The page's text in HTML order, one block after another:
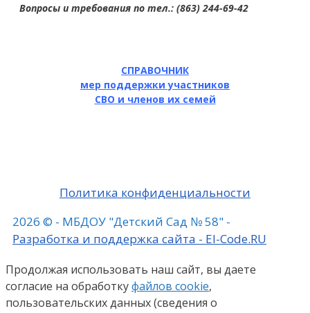
Вопросы и требования по тел.: (863) 244-69-42
СПРАВОЧНИК
мер поддержки участников
СВО и членов их семей
Политика конфиденциальности
2026 © - МБДОУ "Детский Сад № 58" -
Разработка и поддержка сайта - El-Code.RU
Продолжая использовать наш сайт, вы даете
согласие на обработкуфайлов cookie,
пользовательских данных (сведения о